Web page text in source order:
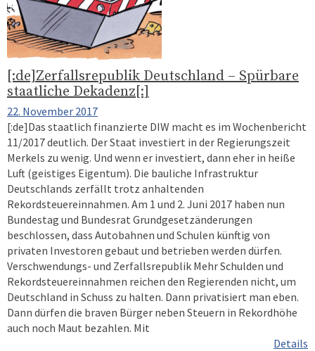
[:de]Zerfallsrepublik Deutschland – Spürbare
staatliche Dekadenz[:]
22. November 2017
[:de]Das staatlich finanzierte DIW macht es im Wochenbericht
11/2017 deutlich. Der Staat investiert in der Regierungszeit
Merkels zu wenig. Und wenn er investiert, dann eher in heiße
Luft (geistiges Eigentum). Die bauliche Infrastruktur
Deutschlands zerfällt trotz anhaltenden
Rekordsteuereinnahmen. Am 1 und 2. Juni 2017 haben nun
Bundestag und Bundesrat Grundgesetzänderungen
beschlossen, dass Autobahnen und Schulen künftig von
privaten Investoren gebaut und betrieben werden dürfen.
Verschwendungs- und Zerfallsrepublik Mehr Schulden und
Rekordsteuereinnahmen reichen den Regierenden nicht, um
Deutschland in Schuss zu halten. Dann privatisiert man eben.
Dann dürfen die braven Bürger neben Steuern in Rekordhöhe
auch noch Maut bezahlen. Mit
Details